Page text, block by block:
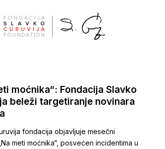
moćnika“: Fondacija Slavko
beleži targetiranje novinara
fondacija objavljuje mesečni
meti moćnika“, posvećen incidentima u